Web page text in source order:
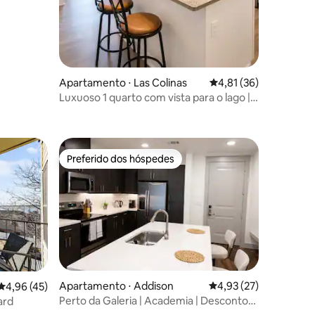
Apartamento ⋅ Las Colinas 4,81 de uma
4,81 (36)
Luxuoso 1 quarto com vista para o lago |
de uma avaliação média de 5, 45 avaliações
4,96 (45)
Preferido dos hóspedes
Preferido dos hóspedes
Apartamento ⋅ Addison 4,93 de uma
4,93 (27)
Perto da Galeria | Academia | Descontos